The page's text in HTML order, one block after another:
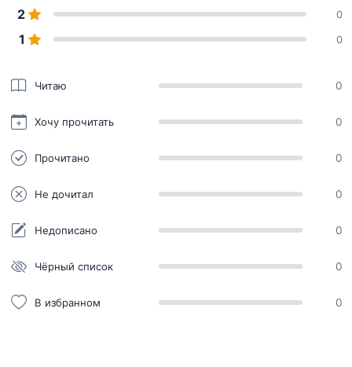
2 0
1 0
Читаю 0
Хочу прочитать 0
Прочитано 0
Не дочитал 0
Недописано 0
Чёрный список 0
В избранном 0